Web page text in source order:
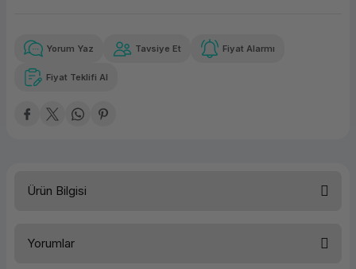
Güvenilir Alışveriş
Kolay iade imkanı
1.435,67 TL
Yorum Yaz Tavsiye Et Fiyat Alarmı
Fiyat Teklifi Al
Ürün Bilgisi
Yorumlar